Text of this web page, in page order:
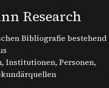
Research
Bibliografie bestehend
Institutionen, Personen,